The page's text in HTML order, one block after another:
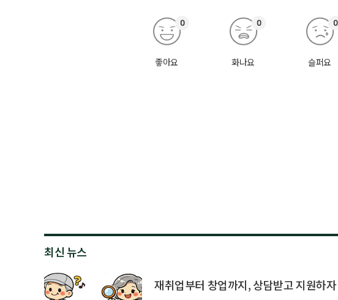
좋아요
0
화나요
0
슬퍼요
0
최신 뉴스
재취업부터 창업까지, 상담받고 지원하자